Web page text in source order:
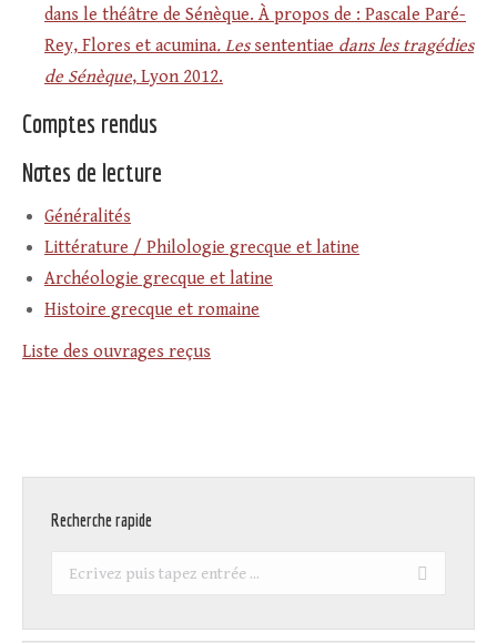
dans le théâtre de Sénèque. À propos de : Pascale Paré-
Rey, Flores et acumina. Les sententiae dans les tragédies
de Sénèque, Lyon 2012.
Comptes rendus
Notes de lecture
Généralités
Littérature / Philologie grecque et latine
Archéologie grecque et latine
Histoire grecque et romaine
Liste des ouvrages reçus
Recherche rapide
Recherche